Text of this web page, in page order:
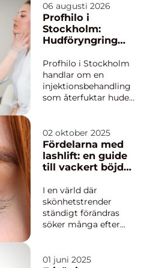
06 augusti 2026
Profhilo i
Stockholm:
Hudföryngring
resultat
Profhilo i Stockholm
handlar om en
injektionsbehandling
som återfuktar huden
struktur, elasticitet
och lyster.
Behandlingen passar
dig som vill minska
hudslapphet och trött
hu...
02 oktober 2025
Fördelarna med
lashlift: en guide
till vackert böjda
I en värld där
skönhetstrender
ständigt förändras
söker många efter
samtidigt förbättra
01 juni 2025